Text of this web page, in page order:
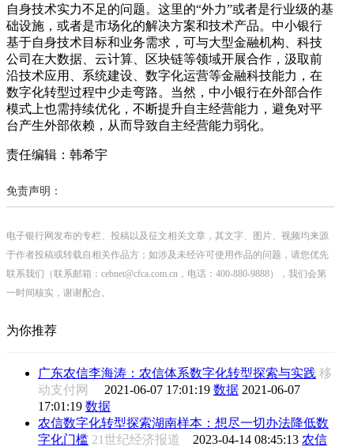
自身技术实力不足的问题。这里的“外力”或者是行业级的基
础设施，或者是市场化的解决方案和技术产品。中小银行
基于自身技术目标和业务需求，可与大型金融机构、科技
公司在大数据、云计算、区块链等领域开展合作，汲取前
沿技术应用、系统建设、数字化运营等金融科技能力，在
数字化转型过程中少走弯路。当然，中小银行在外部合作
模式上也需持续优化，不断提升自主经营能力，避免对平
台产生外部依赖，从而导致自主经营能力弱化。
责任编辑：韩希宇
免责声明：
电子银行网发布的专栏、投稿以及征文相关文章，其文字、图片、视频均来源
于作者投稿或转载自相关作品方；如涉及未经许可使用作品的问题，请您优先
联系我们（联系邮箱：cebnet@cfca.com.cn，电话：400-880-9888），我们会第
一时间核实，谢谢配合。
为你推荐
广东农信李海涛：农信体系数字化转型探索与实践 移
动支付网 2021-06-07 17:01:19 数据 2021-06-07
17:01:19 数据
农信数字化转型探索湖南样本：想尽一切办法降低数
字化门槛 21世纪经济报道 2023-04-14 08:45:13 农信